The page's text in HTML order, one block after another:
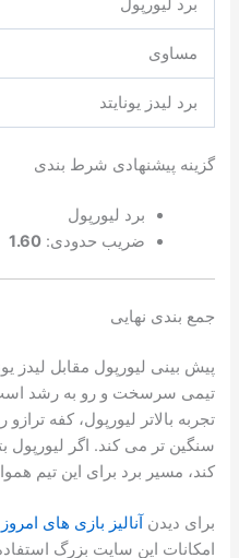
برد لیورپول
مساوی
برد لیدز یونایتد
گزینه پیشنهادی شرط بندی
برد لیورپول
ضریب حدودی:1.60
جمع بندی نهایی
پیش بینی لیورپول مقابل لیدز
تیمی سرسخت و رو به رشد است،
تجربه بالاتر لیورپول، کفه
سنگین تر می کند. اگر لیورپول
کند، مسیر برد برای این تیم
برای دیدن آنالیز بازی های امروز
امکانات این سایت بزرگ